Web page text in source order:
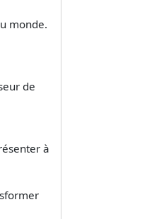
monde.
de
à